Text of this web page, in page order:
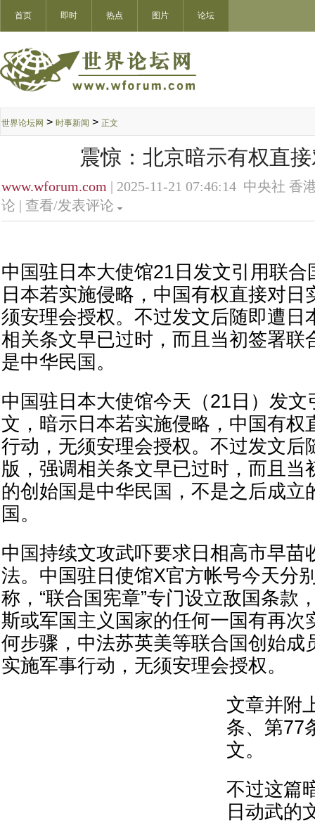
首页 即时 热点 图片 论坛
世界论坛网 > 时事新闻 > 正文
震惊：北京暗示有权直
www.wforum.com | 2025-11-21 07:46:14 中央社 香
论 | 查看/发表评论
中国驻日本大使馆21日发文引用联合
日本若实施侵略，中国有权直接对日
须安理会授权。不过发文后随即遭日
相关条文早已过时，而且当初签署联
是中华民国。
中国驻日本大使馆今天（21日）发文
文，暗示日本若实施侵略，中国有权
行动，无须安理会授权。不过发文后
版，强调相关条文早已过时，而且当
的创始国是中华民国，不是之后成立
国。
中国持续文攻武吓要求日相高市早苗
法。中国驻日使馆X官方帐号今天分
称，“联合国宪章”专门设立敌国条款
斯或军国主义国家的任何一国有再次
何步骤，中法苏英美等联合国创始成
实施军事行动，无须安理会授权。
文章并附
条、第77
文。
不过这篇
日动武的